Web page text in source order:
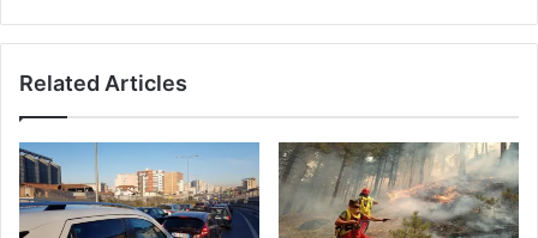
Related Articles